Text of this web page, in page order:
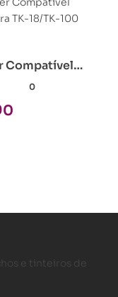
Compatível
TK-18/TK-100
0